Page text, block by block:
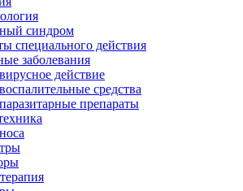
синдром
специального действия
заболевания
действие
средства
препараты